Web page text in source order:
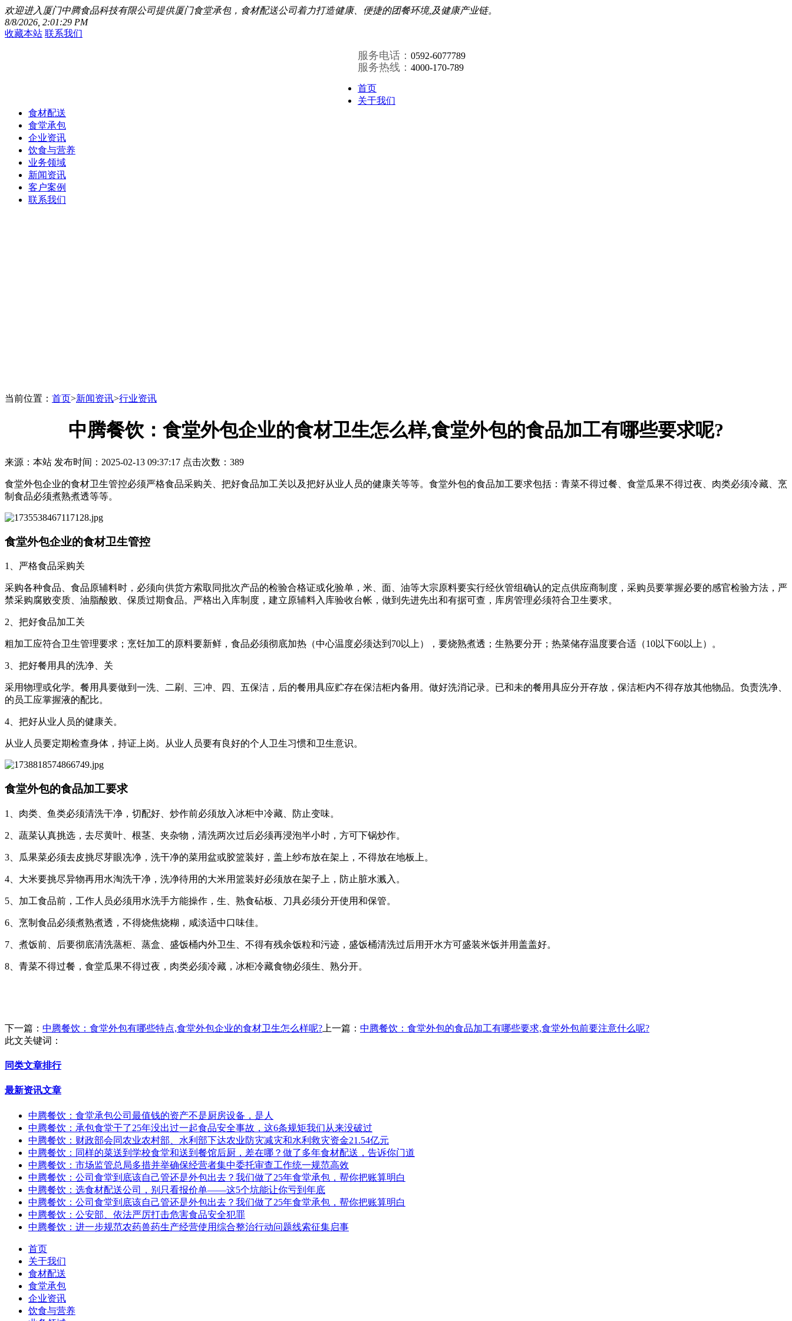
欢迎进入厦门中腾食品科技有限公司提供厦门食堂承包，食材配送公司着力打造健康、便捷的团餐环境,及健康产业链。
8/8/2026, 2:01:29 PM
收藏本站 联系我们
服务电话： 0592-6077789
服务热线： 4000-170-789
首页
关于我们
食材配送
食堂承包
企业资讯
饮食与营养
业务领域
新闻资讯
客户案例
联系我们
当前位置： 首页>新闻资讯>行业资讯
中腾餐饮：食堂外包企业的食材卫生怎么样,食堂外包的食品加工有哪些要求呢?
来源：本站 发布时间：2025-02-13 09:37:17 点击次数：389
食堂外包企业的食材卫生管控必须严格食品采购关、把好食品加工关以及把好从业人员的健康关等等。食堂外包的食品加工要求包括：青菜不得过餐、食堂瓜果不得过夜、肉类必须冷藏、烹
制食品必须煮熟煮透等等。
食堂外包企业的食材卫生管控
1、严格食品采购关
采购各种食品、食品原辅料时，必须向供货方索取同批次产品的检验合格证或化验单，米、面、油等大宗原料要实行经伙管组确认的定点供应商制度，采购员要掌握必要的感官检验方法，严
禁采购腐败变质、油脂酸败、保质过期食品。严格出入库制度，建立原辅料入库验收台帐，做到先进先出和有据可查，库房管理必须符合卫生要求。
2、把好食品加工关
粗加工应符合卫生管理要求；烹饪加工的原料要新鲜，食品必须彻底加热（中心温度必须达到70以上），要烧熟煮透；生熟要分开；热菜储存温度要合适（10以下60以上）。
3、把好餐用具的洗净、关
采用物理或化学。餐用具要做到一洗、二刷、三冲、四、五保洁，后的餐用具应贮存在保洁柜内备用。做好洗消记录。已和未的餐用具应分开存放，保洁柜内不得存放其他物品。负责洗净、
的员工应掌握液的配比。
4、把好从业人员的健康关。
从业人员要定期检查身体，持证上岗。从业人员要有良好的个人卫生习惯和卫生意识。
食堂外包的食品加工要求
1、肉类、鱼类必须清洗干净，切配好、炒作前必须放入冰柜中冷藏、防止变味。
2、蔬菜认真挑选，去尽黄叶、根茎、夹杂物，清洗两次过后必须再浸泡半小时，方可下锅炒作。
3、瓜果菜必须去皮挑尽芽眼冼净，洗干净的菜用盆或胶篮装好，盖上纱布放在架上，不得放在地板上。
4、大米要挑尽异物再用水淘洗干净，洗净待用的大米用篮装好必须放在架子上，防止脏水溅入。
5、加工食品前，工作人员必须用水洗手方能操作，生、熟食砧板、刀具必须分开使用和保管。
6、烹制食品必须煮熟煮透，不得烧焦烧糊，咸淡适中口味佳。
7、煮饭前、后要彻底清洗蒸柜、蒸盒、盛饭桶内外卫生、不得有残余饭粒和污迹，盛饭桶清洗过后用开水方可盛装米饭并用盖盖好。
8、青菜不得过餐，食堂瓜果不得过夜，肉类必须冷藏，冰柜冷藏食物必须生、熟分开。
下一篇： 中腾餐饮：食堂外包有哪些特点,食堂外包企业的食材卫生怎么样呢? 上一篇： 中腾餐饮：食堂外包的食品加工有哪些要求,食堂外包前要注意什么呢?
此文关键词：
同类文章排行
最新资讯文章
中腾餐饮：食堂承包公司最值钱的资产不是厨房设备，是人
中腾餐饮：承包食堂干了25年没出过一起食品安全事故，这6条规矩我们从来没破过
中腾餐饮：财政部会同农业农村部、水利部下达农业防灾减灾和水利救灾资金21.54亿元
中腾餐饮：同样的菜送到学校食堂和送到餐馆后厨，差在哪？做了多年食材配送，告诉你门道
中腾餐饮：市场监管总局多措并举确保经营者集中委托审查工作统一规范高效
中腾餐饮：公司食堂到底该自己管还是外包出去？我们做了25年食堂承包，帮你把账算明白
中腾餐饮：选食材配送公司，别只看报价单——这5个坑能让你亏到年底
中腾餐饮：公司食堂到底该自己管还是外包出去？我们做了25年食堂承包，帮你把账算明白
中腾餐饮：公安部、依法严厉打击危害食品安全犯罪
中腾餐饮：进一步规范农药兽药生产经营使用综合整治行动问题线索征集启事
首页
关于我们
食材配送
食堂承包
企业资讯
饮食与营养